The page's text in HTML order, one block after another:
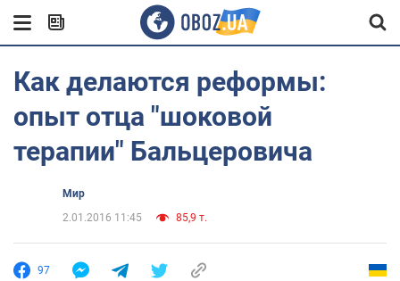
Как делаются реформы:
опыт отца "шоковой
терапии" Бальцеровича
Мир
2.01.2016 11:45
85,9 т.
97